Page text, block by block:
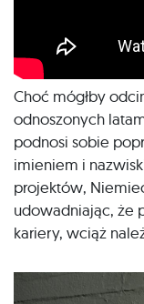
Choć mógłby
odnoszonych
podnosi sobie
imieniem i
projektów,
udowadniając, że
kariery, wciąż